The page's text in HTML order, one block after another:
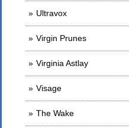
Ultravox
Virgin Prunes
Virginia Astlay
Visage
The Wake